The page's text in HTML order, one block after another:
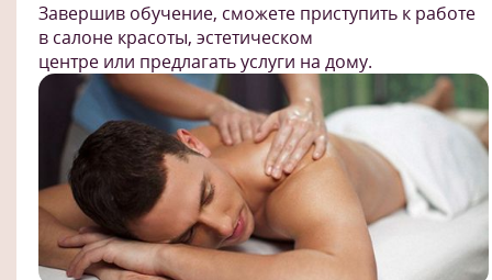
Завершив обучение, сможете приступить к работе
в салоне красоты, эстетическом
центре или предлагать услуги на дому.